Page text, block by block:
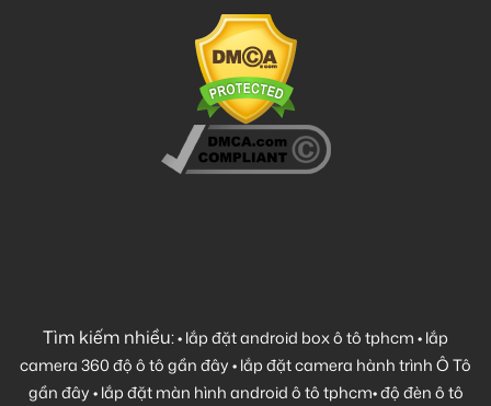
Tìm kiếm nhiều:•lắp đặt android box ô tô tphcm•lắp
camera 360 độ ô tô gần đây•lắp đặt camera hành trình Ô Tô
gần đây•lắp đặt màn hình android ô tô tphcm•độ đèn ô tô